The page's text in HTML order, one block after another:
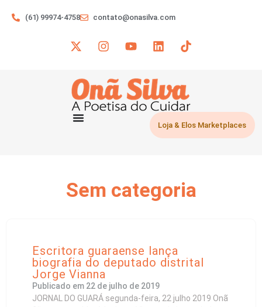
(61) 99974-4758 contato@onasilva.com
Loja & Elos Marketplaces
Sem categoria
Escritora guaraense lança
biografia do deputado distrital
Jorge Vianna
Publicado em 22 de julho de 2019
JORNAL DO GUARÁ segunda-feira, 22 julho 2019 Onã